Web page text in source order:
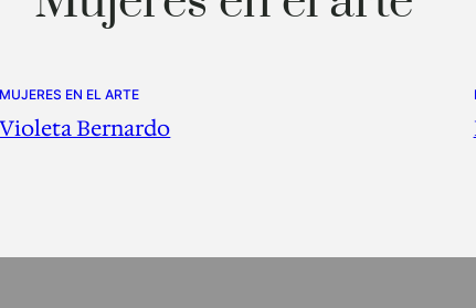
MUJERES EN EL ARTE
Violeta Bernardo